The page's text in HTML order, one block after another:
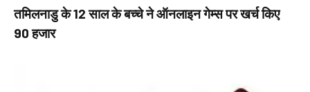
तमिलनाडु के 12 साल के बच्चे ने ऑनलाइन गेम्स पर खर्च किए
90 हजार